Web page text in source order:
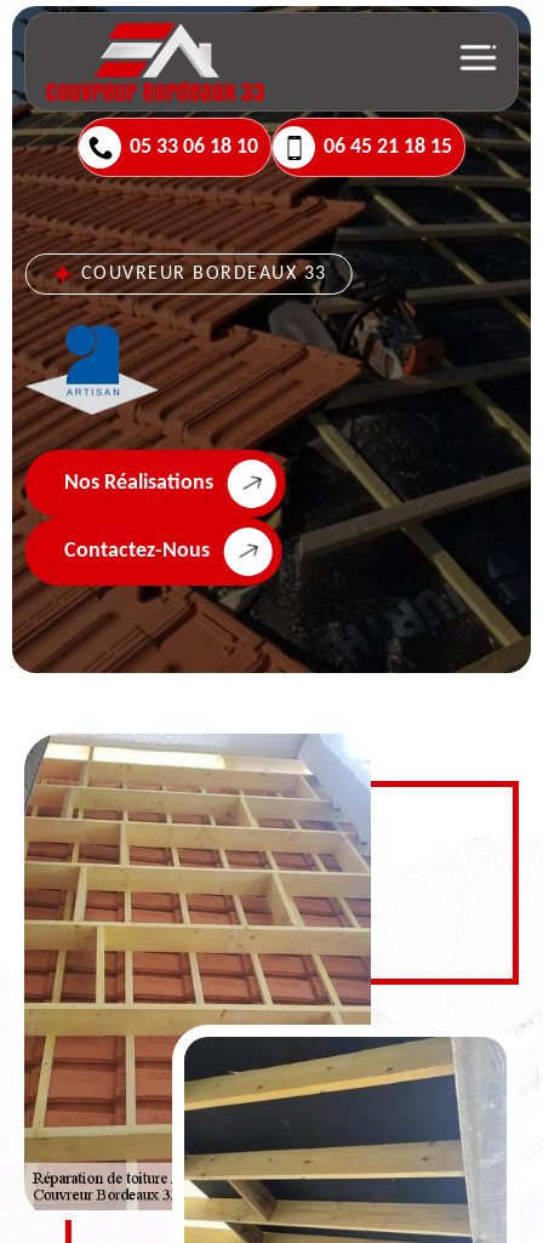
05 33 06 18 10 06 45 21 18 15
COUVREUR BORDEAUX 33
Nos Réalisations
Contactez-Nous